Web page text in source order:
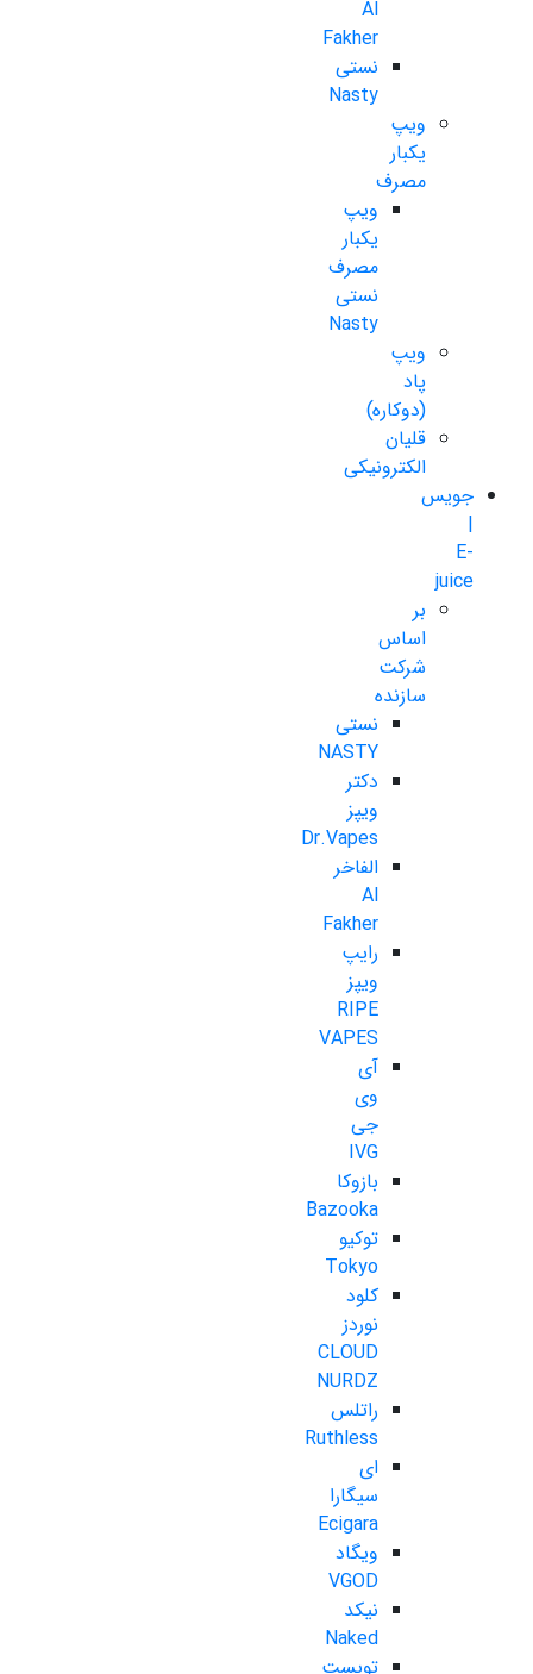
Al
Fakher
نستی
Nasty
ویپ
یکبار
مصرف
ویپ
یکبار
مصرف
نستی
Nasty
ویپ
پاد
(دوکاره)
قلیان
الکترونیکی
جویس
|
E-
juice
بر
اساس
شرکت
سازنده
نستی
NASTY
دکتر
ویپز
Dr.Vapes
الفاخر
Al
Fakher
رایپ
ویپز
RIPE
VAPES
آی
وی
جی
IVG
بازوکا
Bazooka
توکیو
Tokyo
کلود
نوردز
CLOUD
NURDZ
راتلس
Ruthless
ای
سیگارا
Ecigara
ویگاد
VGOD
نیکد
Naked
تویست